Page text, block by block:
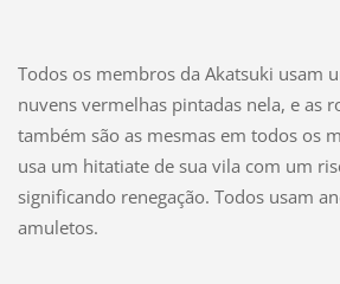
Todos os membros da Akatsuki usam
nuvens vermelhas pintadas nela, e as
também são as mesmas em todos os
usa um hitatiate de sua vila com um
significando renegação. Todos usam
amuletos.